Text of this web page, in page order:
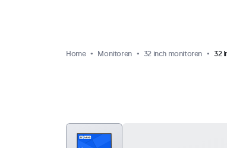
Home Monitoren 32 inch monitoren 32